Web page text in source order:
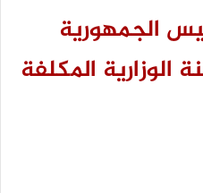
الجمهورية
الوزارية المكلفة